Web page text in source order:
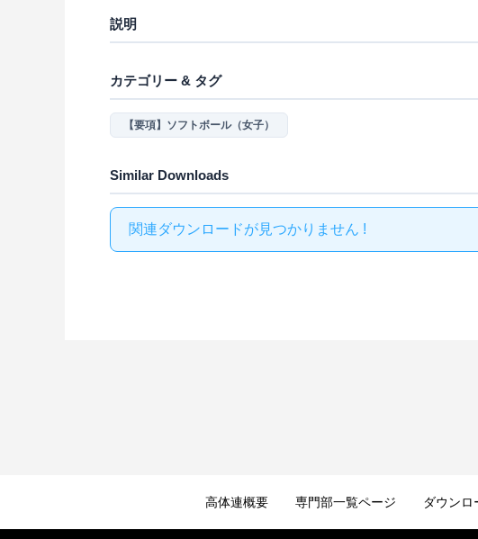
説明
カテゴリー & タグ
【要項】ソフトボール（女子）
Similar Downloads
関連ダウンロードが見つかりません !
高体連概要 専門部一覧ページ ダウンロ